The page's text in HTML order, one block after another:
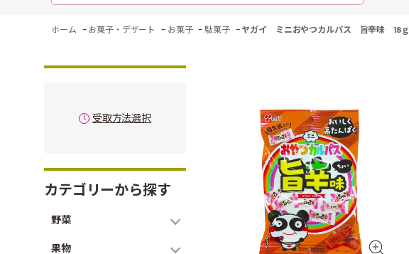
ホーム - お菓子・デザート - お菓子 -駄菓子 -ヤガイ ミニおやつカルパス 旨辛味 18ｇ
受取方法選択
カテゴリーから探す
野菜
果物